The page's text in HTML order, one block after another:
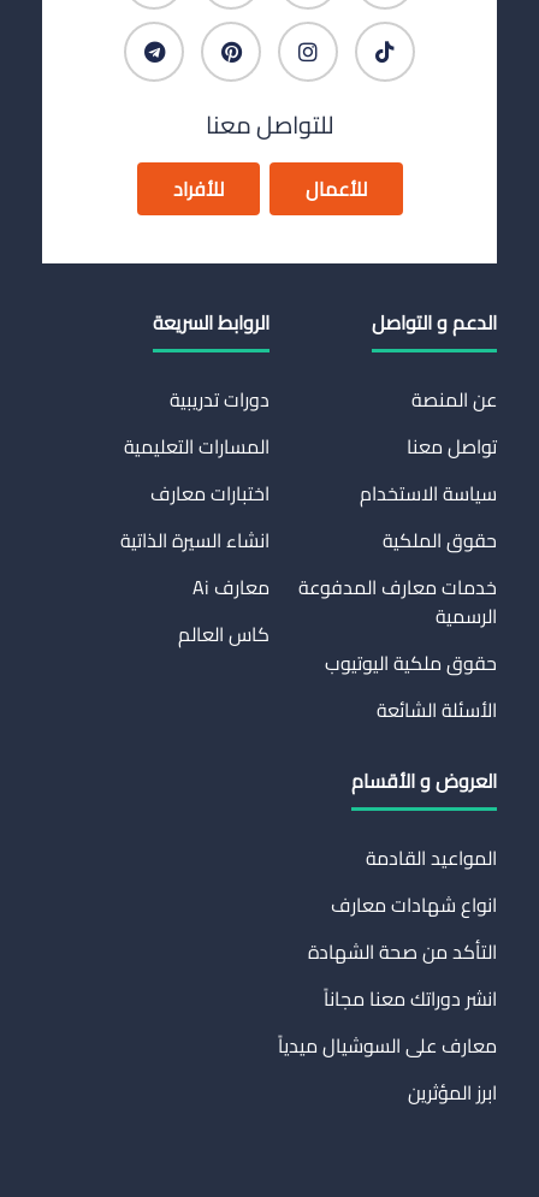
للتواصل معنا
للأعمال للأفراد
الدعم و التواصل
عن المنصة
تواصل معنا
سياسة الاستخدام
حقوق الملكية
خدمات معارف المدفوعة
الرسمية
حقوق ملكية اليوتيوب
الأسئلة الشائعة
الروابط السريعة
دورات تدريبية
المسارات التعليمية
اختبارات معارف
انشاء السيرة الذاتية
معارف Ai
كاس العالم
العروض و الأقسام
المواعيد القادمة
انواع شهادات معارف
التأكد من صحة الشهادة
انشر دوراتك معنا مجاناً
معارف على السوشيال ميدياً
ابرز المؤثرين